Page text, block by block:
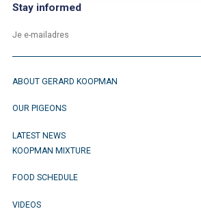
Stay informed
ABOUT GERARD KOOPMAN
OUR PIGEONS
LATEST NEWS
KOOPMAN MIXTURE
FOOD SCHEDULE
VIDEOS